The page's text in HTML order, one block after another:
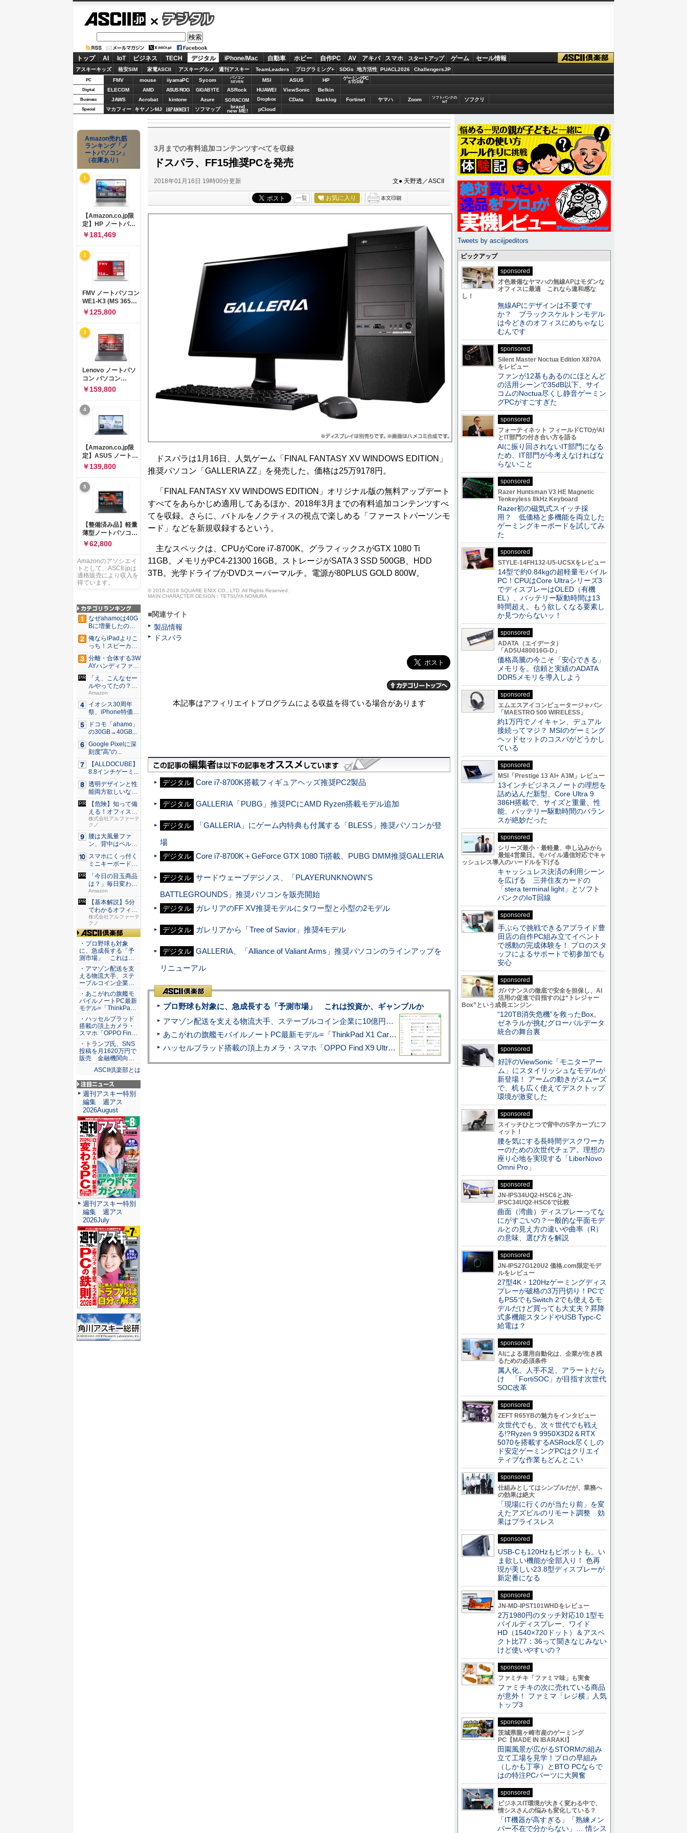
デジタル
トップ AI IoT ビジネス TECH デジタル iPhone/Mac 自動車 ホビー 自作PC AV アキバ スマホ スタートアップ ゲーム セール情報
アスキーキッズ 格安SIM 家電ASCII アスキーグルメ 週刊アスキー TeamLeaders プログラミング+ SDGs 地方活性 PUACL2026 ChallengersJP
PC FMV mouse iiyamaPC Sycom
パソコン
SEVEN
MSI ASUS HP ゲーミングPC
STORM
Digital ELECOM AMD ASUS ROG GIGABYTE ASRock HUAWEI ViewSonic Belkin
Business JAWS Acrobat kintone Azure SORACOM Dropbox CData Backlog Fortinet ヤマハ Zoom
ソフトバンクの
IoT
ソフクリ
Special マカフィー キヤノンMJ JAPANNEXT ソフマップ brand
new ME! pCloud
3月までの有料追加コンテンツすべてを収録
ドスパラ、FF15推奨PCを発売
2018年01月16日 19時00分更新 文● 天野透／ASCII
一覧 お気に入り
ドスパラは1月16日、人気ゲーム「FINAL FANTASY XV WINDOWS EDITION」
推奨パソコン「GALLERIA ZZ」を発売した。価格は25万9178円。
「FINAL FANTASY XV WINDOWS EDITION」オリジナル版の無料アップデート
すべてをあらかじめ適用してあるほか、2018年3月までの有料追加コンテンツすべ
てを収録。さらに、バトルをノクティスの視点で楽しめる「ファーストパーソンモ
ード」などを新規収録するという。
主なスペックは、CPUがCore i7-8700K。グラフィックスがGTX 1080 Ti
11GB。メモリがPC4-21300 16GB。ストレージがSATA 3 SSD 500GB、HDD
3TB。光学ドライブがDVDスーパーマルチ。電源が80PLUS GOLD 800W。
© 2016-2018 SQUARE ENIX CO., LTD. All Rights Reserved.
MAIN CHARACTER DESIGN：TETSUYA NOMURA
■関連サイト
製品情報
ドスパラ
本記事はアフィリエイトプログラムによる収益を得ている場合があります
デジタル Core i7-8700K搭載フィギュアヘッズ推奨PC2製品
デジタル GALLERIA「PUBG」推奨PCにAMD Ryzen搭載モデル追加
デジタル
「GALLERIA」にゲーム内特典も付属する「BLESS」推奨パソコンが登
場
デジタル Core i7-8700K＋GeForce GTX 1080 Ti搭載、PUBG DMM推奨GALLERIA
デジタル サードウェーブデジノス、「PLAYERUNKNOWN'S
BATTLEGROUNDS」推奨パソコンを販売開始
デジタル ガレリアのFF XV推奨モデルにタワー型と小型の2モデル
デジタル ガレリアから「Tree of Savior」推奨4モデル
デジタル GALLERIA、「Alliance of Valiant Arms」推奨パソコンのラインアップを
リニューアル
プロ野球も対象に、急成長する「予測市場」 これは投資か、ギャンブルか
アマゾン配送を支える物流大手、ステーブルコイン企業に10億円投資のワケ
あこがれの旗艦モバイルノートPC最新モデル=「ThinkPad X1 Carbon Gen 14 Aura Edition」実機レビュー
ハッセルブラッド搭載の頂上カメラ・スマホ「OPPO Find X9 Ultra」実写レビュー=プロが本気で徹底撮影しました!!
Amazon売れ筋
ランキング「ノ
ートパソコン」
（在庫あり）
1
【Amazon.co.jp限
定】HP ノートパソ
コン 15-fd 15.6イン
チ インテル Core 5
120U メモリ16GB
SSD512GB
Windows 11
Microsoft Office
2024搭載 WPS
Office搭載 カメラシ
ャッター 指紋認証 薄
型 Copilotキー搭載
ナチュラルシルバー
￥181,469
2
FMV ノートパソコン
WE1-K3 (MS 365
Personal/Copilotキ
ー搭載/Win 11/15.6
型/Core
i5/16GB/SSD
512GB/ホワイト)
FMVWK3E15W_AZ
￥125,800
3
Lenovo ノートパソ
コン パソコン
IdeaPad Slim 3 14.0
インチ AMD
Ryzen™ 5 8640HS
メモリ16GB
SSD512GB
Microsoft 365 試用
版 Windows11 バッ
テリー駆動12.6時間
重量1.39kg ルナグレ
ー 83K9003JJP ノー
トPC
￥159,800
4
【Amazon.co.jp限
定】ASUS ノートパ
ソコン Vivobook 15
M1502NAQ 15.6イ
ンチ AMD Ryzen 7
170 メモリ16GB
SSD 512GB
Microsoft 365
Personal (24か月版)
搭載 Windows 11 重
量1.7kg Wi-Fi 6E ク
ワイエットブルー
M1502NAQ-
￥139,800
5
【整備済み品】軽量
薄型ノートパソコン
dynabook G83 ■
13.3型
FHD(1920x1080) -
高性能第11世代Core
i5-1135G7 - メモリ
16GB - SSD 256GB
USB Type-C - MS
Office 2021 - Win11
搭載
￥62,800
Amazonのアソシエイ
トとして、ASCII.jpは
適格販売により収入を
得ています。
なぜahamoは40G
Bに増量したの
か ...
俺ならiPadよりこ
っち！スピーカー
9個...
分離・合体する3W
AYハンディファ
ン。置...
「え、こんなセー
ルやってたの？」
80％O...
Amazon
イオシス30周年
祭、iPhone特価品
を...
ドコモ「ahamo」
の30GB→40GB...
Google Pixelに深
刻度"高"の...
【ALLDOCUBE】
8.8インチゲーミ...
透明デザインと性
能両方欲しいな
ら。LDA...
【危険】知って備
える！オフィスの
セキュリ...
株式会社アルファーテ
クノ
腰は大風量ファ
ン、背中はペルチ
ェ冷却。ダ...
スマホにくっ付く
ミニキーボード！
触ってわ...
「今日の目玉商品
は？」毎日変わる
Amaz...
Amazon
【基本解説】5分
でわかるオフィス
セキュリ...
株式会社アルファーテ
クノ
ASCII倶楽部
・プロ野球も対象
に、急成長する「予
測市場」 これは…
・アマゾン配送を支
える物流大手、ステ
ーブルコイン企業…
・あこがれの旗艦モ
バイルノートPC最新
モデル=「ThinkPa…
・ハッセルブラッド
搭載の頂上カメラ・
スマホ「OPPO Fin…
・トランプ氏、SNS
投稿を月1620万円で
販売 金融機関向…
ASCII倶楽部とは
注目ニュース
週刊アスキー特別
編集 週アス
2026August
週刊アスキー特別
編集 週アス
2026July
Tweets by asciijpeditors
ピックアップ
sponsored
才色兼備なヤマハの無線APはモダンな
オフィスに最適 これなら違和感な
し！
無線APにデザインは不要です
か？ ブラックスケルトンモデル
は今どきのオフィスにめちゃなじ
むんです
sponsored
Silent Master Noctua Edition X870A
をレビュー
ファンが12基もあるのにほとんど
の活用シーンで35dB以下、サイ
コムのNoctua尽くし静音ゲーミン
グPCがすごすぎた
sponsored
フォーティネット フィールドCTOがAI
とIT部門の付き合い方を語る
AIに振り回されないIT部門になる
ため、IT部門が今考えなければな
らないこと
sponsored
Razer Huntsman V3 HE Magnetic
Tenkeyless 8kHz Keyboard
Razer初の磁気式スイッチ採
用？ 低価格と多機能を両立した
ゲーミングキーボードを試してみ
た
sponsored
STYLE-14FH132-U5-UCSXをレビュー
14型で約0.84kgの超軽量モバイル
PC！CPUはCore Ultraシリーズ3
でディスプレーはOLED（有機
EL）、バッテリー駆動時間は13
時間超え。もう欲しくなる要素し
か見つからないッ！
sponsored
ADATA（エイデータ）
「AD5U480016G-D」
価格高騰の今こそ「安心できる」
メモリを。信頼と実績のADATA
DDR5メモリを導入しよう
sponsored
エムエスアイコンピュータージャパン
「MAESTRO 500 WIRELESS」
約1万円でノイキャン、デュアル
接続ってマジ？ MSIのゲーミング
ヘッドセットのコスパがどうかし
ている
sponsored
MSI「Prestige 13 AI+ A3M」レビュー
13インチビジネスノートの理想を
詰め込んだ新型、Core Ultra 9
386H搭載で、サイズと重量、性
能、バッテリー駆動時間のバラン
スが絶妙だった
sponsored
シリーズ最小・最軽量、申し込みから
最短4営業日。モバイル通信対応でキャ
ッシュレス導入のハードルを下げる
キャッシュレス決済の利用シーン
を広げる 三井住友カードの
「stera terminal light」とソフト
バンクのIoT回線
sponsored
手ぶらで挑戦できるアプライド豊
田店の自作PC組み立てイベント
で感動の完成体験を！ プロのスタ
ッフによるサポートで初参加でも
安心
sponsored
ガバナンスの徹底で安全を担保し、AI
活用の促進で目指すのは“トレジャー
Box”という成長エンジン
“120TB消失危機”を救ったBox。
ゼネラルが挑むグローバルデータ
統合の舞台裏
sponsored
好評のViewSonic「モニターアー
ム」にスタイリッシュなモデルが
新登場！ アームの動きがスムーズ
で、机も広く使えてデスクトップ
環境が激変した
sponsored
スイッチひとつで背中のS字カーブにフ
ィット！
腰を気にする長時間デスクワーカ
ーのための次世代チェア。理想の
座り心地を実現する「LiberNovo
Omni Pro」
sponsored
JN-IPS34UQ2-HSC6とJN-
IPSC34UQ2-HSC6で比較
曲面（湾曲）ディスプレーってな
にがすごいの？一般的な平面モデ
ルとの見え方の違いや曲率（R）
の意味、選び方を解説
sponsored
JN-IPS27G120U2 価格.com限定モデ
ルをレビュー
27型4K・120Hzゲーミングディス
プレーが破格の3万円切り！PCで
もPS5でもSwitch 2でも使えるモ
デルだけど買っても大丈夫？昇降
式多機能スタンドやUSB Typc-C
給電は？
sponsored
AIによる運用自動化は、企業が生き残
るための必須条件
属人化、人手不足、アラートだら
け 「FortiSOC」が目指す次世代
SOC改革
sponsored
ZEFT R65YBの魅力をインタビュー
次世代でも、次々世代でも戦え
る!?Ryzen 9 9950X3D2＆RTX
5070を搭載するASRock尽くしの
ド安定ゲーミングPCはクリエイ
ティブな作業もどんとこい
sponsored
仕組みとしてはシンプルだが、業務へ
の効果は絶大
「現場に行くのが当たり前」を変
えたアズビルのリモート調整 効
果はプライスレス
sponsored
USB-Cも120Hzもピボットも。い
ま欲しい機能が全部入り！ 色再
現が美しい23.8型ディスプレーが
新定番になる
sponsored
JN-MD-IPST101WHDをレビュー
2万1980円のタッチ対応10.1型モ
バイルディスプレー、ワイド
HD（1540×720ドット）＆アスペ
クト比77：36って聞きなじみない
けど使いやすいの？
sponsored
ファミチキ「ファミマ味」も実食
ファミチキの次に売れている商品
が意外！ ファミマ「レジ横」人気
トップ3
sponsored
茨城県龍ヶ崎市産のゲーミング
PC【MADE IN IBARAKI】
田園風景が広がるSTORMの組み
立て工場を見学！プロの早組み
（しかも丁寧）とBTO PCならで
はの特注PCパーツに大興奮
sponsored
ビジネスIT環境が大きく変わる中で、
情シスさんの悩みも変化している？
「IT機器が高すぎる」「熟練メン
バー不在で分からない」… 情シス